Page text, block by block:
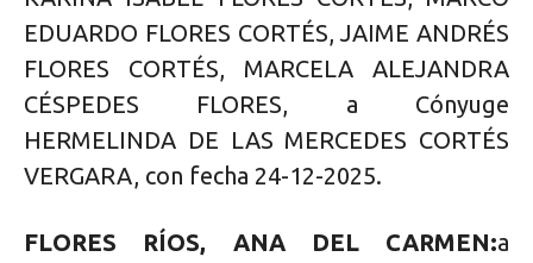
EDUARDO FLORES CORTÉS, JAIME ANDRÉS
FLORES CORTÉS, MARCELA ALEJANDRA
CÉSPEDES FLORES, a Cónyuge
HERMELINDA DE LAS MERCEDES CORTÉS
VERGARA, con fecha 24-12-2025.
FLORES RÍOS, ANA DEL CARMEN:a